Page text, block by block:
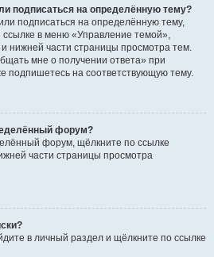
подписаться на определённую тему?
подписаться на определённую тему,
в меню «Управление темой»,
нижней части страницы просмотра тем.
мне о получении ответа» при
подпишетесь на соответствующую тему.
форум?
форум, щёлкните по ссылке
части страницы просмотра
в личный раздел и щёлкните по ссылке